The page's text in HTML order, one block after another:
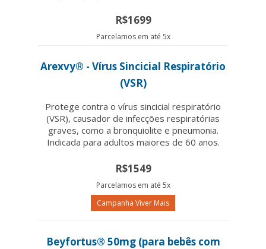
R$1699
Parcelamos em até 5x
Arexvy® - Vírus Sincicial Respiratório
(VSR)
Protege contra o vírus sincicial respiratório
(VSR), causador de infecções respiratórias
graves, como a bronquiolite e pneumonia.
Indicada para adultos maiores de 60 anos.
R$1549
Parcelamos em até 5x
Campanha Viver Mais
Beyfortus® 50mg (para bebês com